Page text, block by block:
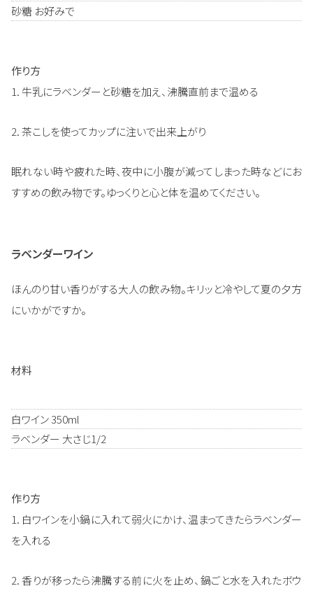
砂糖 お好みで
作り方
1. 牛乳にラベンダーと砂糖を加え、沸騰直前まで温める
2. 茶こしを使ってカップに注いで出来上がり
眠れない時や疲れた時、夜中に小腹が減ってしまった時などにお
すすめの飲み物です。ゆっくりと心と体を温めてください。
ラベンダーワイン
ほんのり甘い香りがする大人の飲み物。キリッと冷やして夏の夕方
にいかがですか。
材料
白ワイン 350ml
ラベンダー 大さじ1/2
作り方
1. 白ワインを小鍋に入れて弱火にかけ、温まってきたらラベンダー
を入れる
2. 香りが移ったら沸騰する前に火を止め、鍋ごと水を入れたボウ